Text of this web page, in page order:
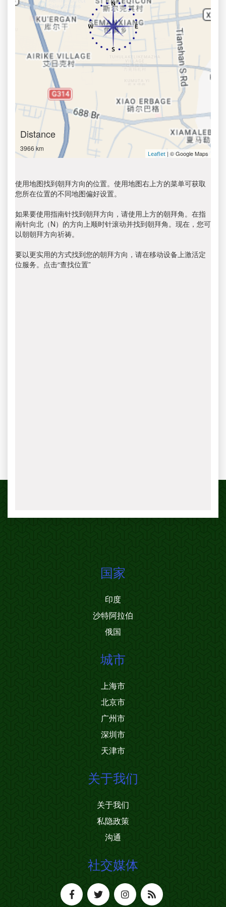
Distance
3966 km
Leaflet | © Google Maps
使用地图找到朝拜方向的位置。使用地图右上方的菜单可获取
您所在位置的不同地图偏好设置。
如果要使用指南针找到朝拜方向，请使用上方的朝拜角。在指
南针向北（N）的方向上顺时针滚动并找到朝拜角。现在，您可
以朝朝拜方向祈祷。
要以更实用的方式找到您的朝拜方向，请在移动设备上激活定
位服务。点击“查找位置”
国家
印度
沙特阿拉伯
俄国
城市
上海市
北京市
广州市
深圳市
天津市
关于我们
关于我们
私隐政策
沟通
社交媒体